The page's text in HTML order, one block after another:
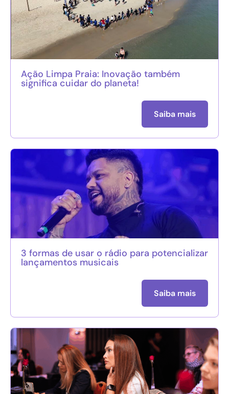
Ação Limpa Praia: Inovação também
significa cuidar do planeta!
Saiba mais
3 formas de usar o rádio para potencializar
lançamentos musicais
Saiba mais